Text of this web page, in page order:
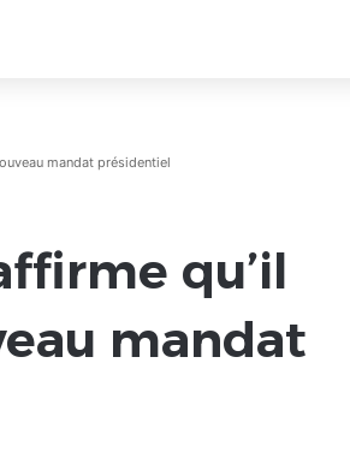
mandat présidentiel
qu’il
mandat